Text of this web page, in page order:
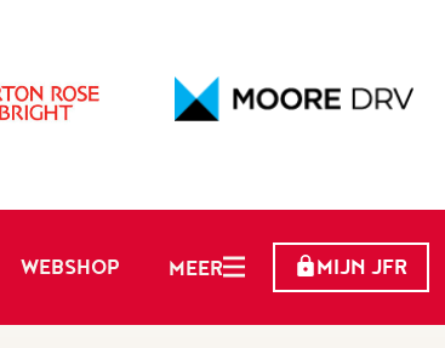
WEBSHOP MEER MIJN JFR